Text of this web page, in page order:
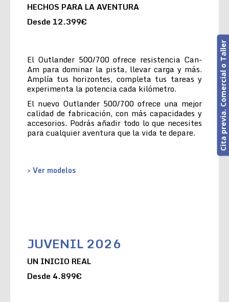
HECHOS PARA LA AVENTURA
Desde 12.399€
El Outlander 500/700 ofrece resistencia Can-
Am para dominar la pista, llevar carga y más.
Amplía tus horizontes, completa tus tareas y
experimenta la potencia cada kilómetro.
El nuevo Outlander 500/700 ofrece una mejor
calidad de fabricación, con más capacidades y
accesorios. Podrás añadir todo lo que necesites
para cualquier aventura que la vida te depare.
> Ver modelos
JUVENIL 2026
UN INICIO REAL
Desde 4.899€
Cita previa. Comercial o Taller